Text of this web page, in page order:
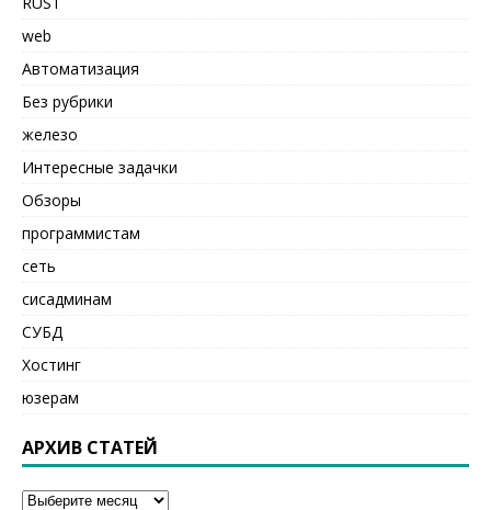
web
Автоматизация
Без рубрики
железо
Интересные задачки
Обзоры
программистам
сеть
сисадминам
СУБД
Хостинг
юзерам
АРХИВ СТАТЕЙ